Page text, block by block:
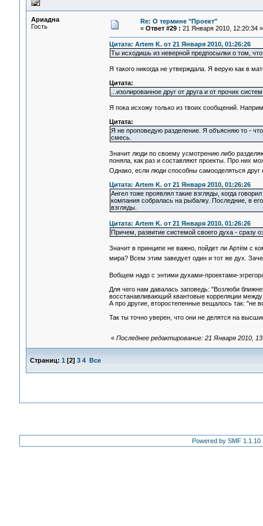
Ариадна
Гость
Re: О термине "Проект"
« Ответ #29 : 21 Января 2010, 12:20:34 »
Цитата: Artem K. от 21 Января 2010, 01:26:26
Ты исходишь из неверной предпосылки о том,
Я такого никогда не утверждала. Я верую как в
Цитата:
...изолированное друг от друга и от прочих
Я пока исхожу только из твоих сообщений.
Цитата:
Я не проповедую разделение. Я объясняю то -
смесь.
Значит люди по своему усмотрению либо
поняла, как раз и составляют проекты. Про них
Однако, если люди способны самооделяться
Цитата: Artem K. от 21 Января 2010, 01:26:26
Ангел тоже проявлял такие взгляды, когда
компания собралась на рыбалку. Последние, в
взгляды.
Цитата: Artem K. от 21 Января 2010, 01:26:26
Причем, развитие системой своего духа - сразу
Значит в принципе не важно, пойдет ли Артём с
мира? Всем этим заведует один и тот же дух.
Вобщем надо с энтими духами-проектами-
Для чего нам давалась заповедь: "Возлюби
восстанавливающий квантовые корреляции
А про другие, второстепенные вещалось так: "не
Так ты точно уверен, что они не делятся на
« Последнее редактирование: 21 Января 2010,
Страниц: 1 [2] 3 4 Все
Powered by SMF 1.1.10